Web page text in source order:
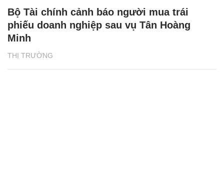
THỊ TRƯỜNG
Bộ Tài chính cảnh báo người mua trái
phiếu doanh nghiệp sau vụ Tân Hoàng
Minh